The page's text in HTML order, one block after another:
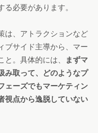
必要があります。
は、アトラクションなど
ブサイド主導から、マー
。具体的には、
まずマ
み取って、どのようなプ
ェーズでもマーケティン
視点から逸脱していない